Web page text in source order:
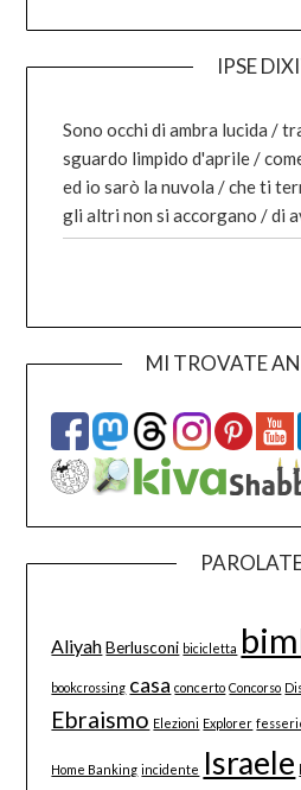
IPSE
Sono occhi di ambra lucida /
sguardo limpido d'aprile /
ed io sarò la nuvola / che ti
gli altri non si accorgano / di
MI TROVATE
Aliyah Berlusconi bicicletta
bookcrossing casa concerto Concorso
Ebraismo Elezioni Explorer
Home Banking incidente Israele